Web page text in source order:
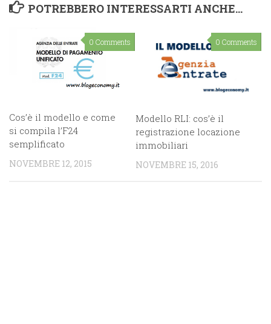
POTREBBERO INTERESSARTI ANCHE...
0 Comments
Cos’è il modello e come
si compila l’F24
semplificato
NOVEMBRE 12, 2015
0 Comments
Modello RLI: cos’è il
registrazione locazione
immobiliari
NOVEMBRE 15, 2016